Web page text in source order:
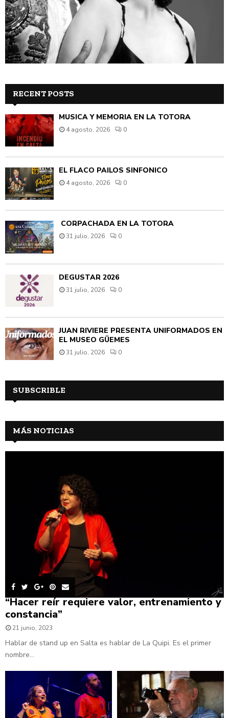
RECENT POSTS
MÚSICA Y MEMORIA EN LA TOTORA
4 agosto, 2026 0
EL FLACO PAILOS SINFÓNICO
4 agosto, 2026 0
CORPACHADA EN LA TOTORA
31 julio, 2026 0
DEGUSTAR 2026
31 julio, 2026 0
JUAN RIVIÈRE PRESENTA UNIFORMADOS EN
EL MUSEO GÜEMES
31 julio, 2026 0
SUBSCRIBLE
MÁS NOTICIAS
“Hacer reír requiere valor, entrenamiento y
constancia”
21 junio, 2023
Hablar de stand up en Salta es hablar de La Quipi. Es el primer
nombre...